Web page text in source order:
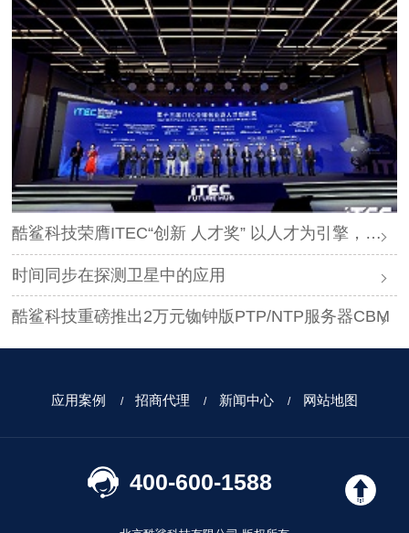
酷鲨科技荣膺ITEC“创新 人才奖” 以人才为引擎，时空为基石，驱动智能未来
时间同步在探测卫星中的应用
酷鲨科技重磅推出2万元铷钟版PTP/NTP服务器CBM
应用案例 招商代理 新闻中心 网站地图
400-600-1588